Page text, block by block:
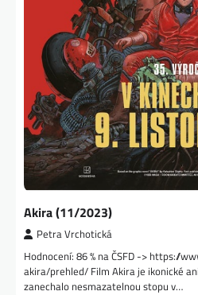
Akira (11/2023)
Petra Vrchotická
Hodnocení: 86 % na ČSFD -> https://
akira/prehled/ Film Akira je ikonické
zanechalo nesmazatelnou stopu v…